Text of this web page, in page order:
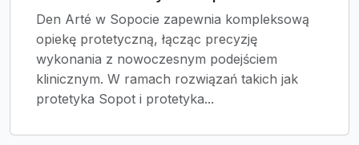
Den Arté w Sopocie zapewnia kompleksową
opiekę protetyczną, łącząc precyzję
wykonania z nowoczesnym podejściem
klinicznym. W ramach rozwiązań takich jak
protetyka Sopot i protetyka...